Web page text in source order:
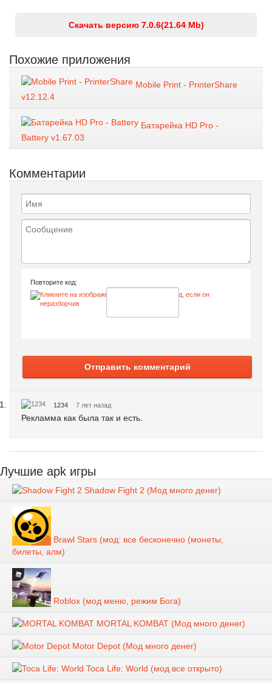
Скачать версию 7.0.6(21.64 Mb)
Похожие приложения
Mobile Print - PrinterShare
v12.12.4
Батарейка HD Pro -
Battery v1.67.03
Комментарии
Повторите код:
Отправить комментарий
1234 7 лет назад
Рекламма как была так и есть.
Лучшие apk игры
Shadow Fight 2 (Мод много денег)
Brawl Stars (мод: все бесконечно (монеты,
билеты, алм)
Roblox (мод меню, режим Бога)
MORTAL KOMBAT (Мод много денег)
Motor Depot (Мод много денег)
Toca Life: World (мод все открыто)